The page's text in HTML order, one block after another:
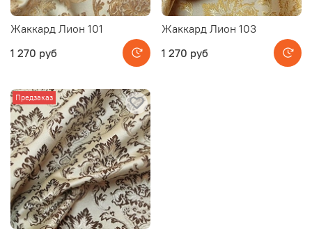
Жаккард Лион 101
1 270 руб
Жаккард Лион 103
1 270 руб
Предзаказ